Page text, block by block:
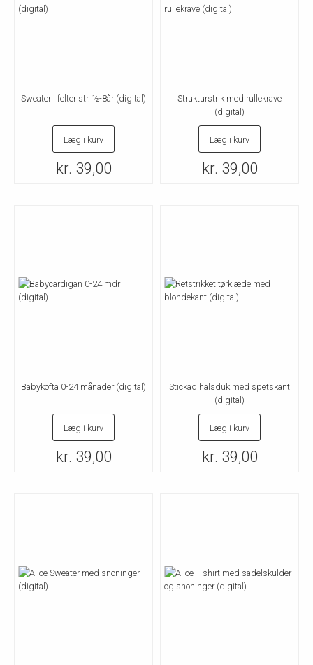
Sweater i felter str. ½-8år (digital)
Læg i kurv
kr. 39,00
Strukturstrik med rullekrave
(digital)
Læg i kurv
kr. 39,00
Babykofta 0-24 månader (digital)
Læg i kurv
kr. 39,00
Stickad halsduk med spetskant
(digital)
Læg i kurv
kr. 39,00